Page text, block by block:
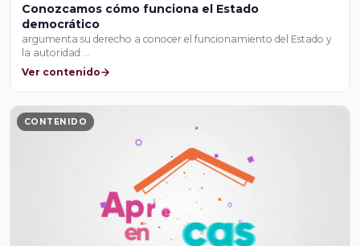
Conozcamos cómo funciona el Estado
democrático
argumenta su derecho a conocer el funcionamiento del Estado y
la autoridad …
Ver contenido
CONTENIDO